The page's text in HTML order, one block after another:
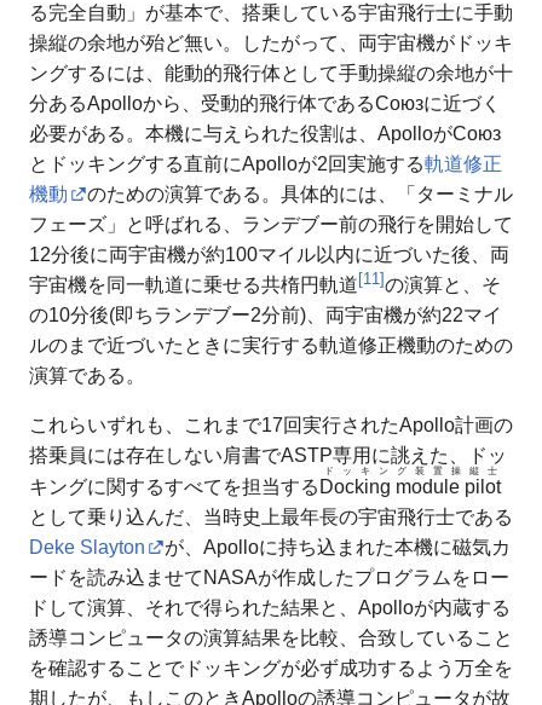
る完全自動」が基本で、搭乗している宇宙飛行士に手動
操縦の余地が殆ど無い。したがって、両宇宙機がドッキ
ングするには、能動的飛行体として手動操縦の余地が十
分あるApolloから、受動的飛行体であるСоюзに近づく
必要がある。本機に与えられた役割は、ApolloがСоюз
とドッキングする直前にApolloが2回実施する軌道修正
機動
のための演算である。具体的には、「ターミナル
フェーズ」と呼ばれる、ランデブー前の飛行を開始して
12分後に両宇宙機が約100マイル以内に近づいた後、両
宇宙機を同一軌道に乗せる共楕円軌道[11]の演算と、そ
の10分後(即ちランデブー2分前)、両宇宙機が約22マイ
ルのまで近づいたときに実行する軌道修正機動のための
演算である。
これらいずれも、これまで17回実行されたApollo計画の
搭乗員には存在しない肩書でASTP専用に誂えた、ドッ
キングに関するすべてを担当する Docking module pilot
ドッキング装置操縦士
として乗り込んだ、当時史上最年長の宇宙飛行士である
Deke Slayton
が、Apolloに持ち込まれた本機に磁気カ
ードを読み込ませてNASAが作成したプログラムをロー
ドして演算、それで得られた結果と、Apolloが内蔵する
誘導コンピュータの演算結果を比較、合致していること
を確認することでドッキングが必ず成功するよう万全を
期したが、もしこのときApolloの誘導コンピュータが故